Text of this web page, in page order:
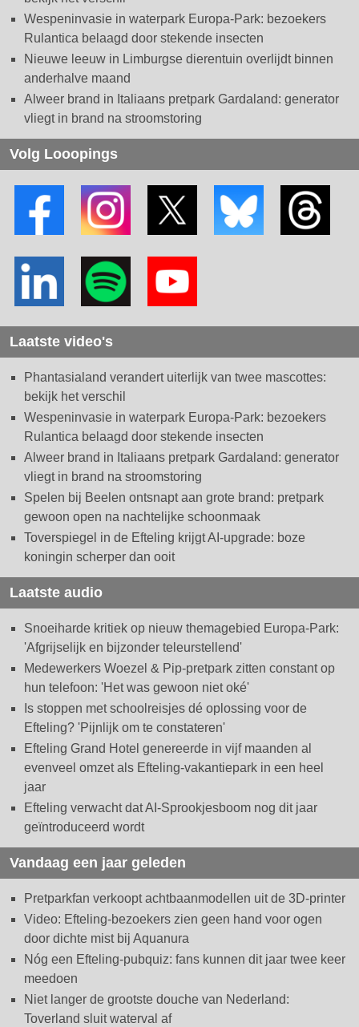
Wespeninvasie in waterpark Europa-Park: bezoekers
Rulantica belaagd door stekende insecten
Nieuwe leeuw in Limburgse dierentuin overlijdt binnen
anderhalve maand
Alweer brand in Italiaans pretpark Gardaland: generator
vliegt in brand na stroomstoring
Volg Looopings
Laatste video's
Phantasialand verandert uiterlijk van twee mascottes:
bekijk het verschil
Wespeninvasie in waterpark Europa-Park: bezoekers
Rulantica belaagd door stekende insecten
Alweer brand in Italiaans pretpark Gardaland: generator
vliegt in brand na stroomstoring
Spelen bij Beelen ontsnapt aan grote brand: pretpark
gewoon open na nachtelijke schoonmaak
Toverspiegel in de Efteling krijgt AI-upgrade: boze
koningin scherper dan ooit
Laatste audio
Snoeiharde kritiek op nieuw themagebied Europa-Park:
'Afgrijselijk en bijzonder teleurstellend'
Medewerkers Woezel & Pip-pretpark zitten constant op
hun telefoon: 'Het was gewoon niet oké'
Is stoppen met schoolreisjes dé oplossing voor de
Efteling? 'Pijnlijk om te constateren'
Efteling Grand Hotel genereerde in vijf maanden al
evenveel omzet als Efteling-vakantiepark in een heel
jaar
Efteling verwacht dat AI-Sprookjesboom nog dit jaar
geïntroduceerd wordt
Vandaag een jaar geleden
Pretparkfan verkoopt achtbaanmodellen uit de 3D-printer
Video: Efteling-bezoekers zien geen hand voor ogen
door dichte mist bij Aquanura
Nóg een Efteling-pubquiz: fans kunnen dit jaar twee keer
meedoen
Niet langer de grootste douche van Nederland:
Toverland sluit waterval af